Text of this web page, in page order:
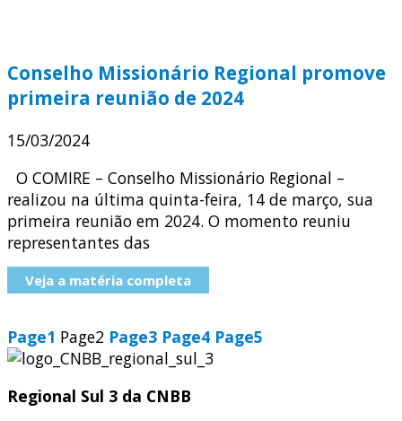
Conselho Missionário Regional promove
primeira reunião de 2024
15/03/2024
O COMIRE – Conselho Missionário Regional –
realizou na última quinta-feira, 14 de março, sua
primeira reunião em 2024. O momento reuniu
representantes das
Veja a matéria completa
Page1 Page2 Page3 Page4 Page5
Regional Sul 3 da CNBB